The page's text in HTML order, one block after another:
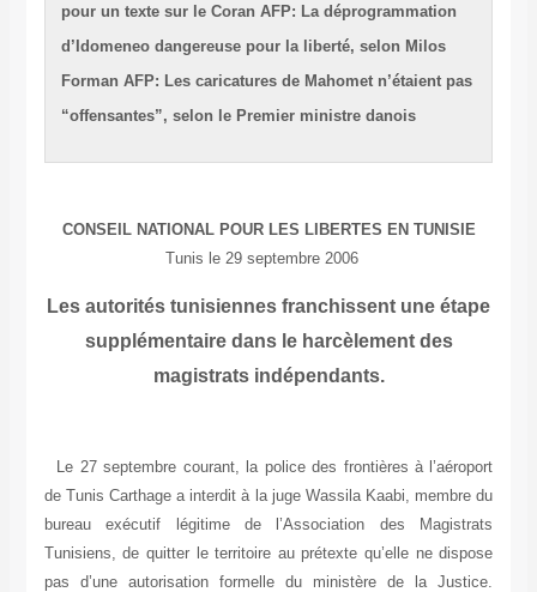
pour un texte sur le Coran AFP: La déprogrammation
d’Idomeneo dangereuse pour la liberté, selon Milos
Forman AFP: Les caricatures de Mahomet n’étaient pas
“offensantes”, selon le Premier ministre danois
CONSEIL NATIONAL POUR LES LIBERTES EN TUNISIE
Tunis le 29 septembre 2006
Les autorités tunisiennes franchissent une étape
supplémentaire dans le harcèlement des
magistrats indépendants.
Le 27 septembre courant, la police des frontières à l’aéroport
de Tunis Carthage a interdit à la juge Wassila Kaabi, membre du
bureau exécutif légitime de l’Association des Magistrats
Tunisiens, de quitter le territoire au prétexte qu’elle ne dispose
pas d’une autorisation formelle du ministère de la Justice.